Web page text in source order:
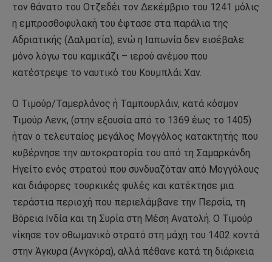
τον θάνατο του Οτζεδέι τον Δεκέμβριο του 1241 μόλις
η εμπροσθοφυλακή του έφτασε στα παράλια της
Αδριατικής (Δαλματία), ενώ η Ιαπωνία δεν εισέβαλε
μόνο λόγω του καμικάζι – ιερού ανέμου που
κατέστρεψε το ναυτικό του Κουμπλάι Χαν.
Ο Τιμούρ/Ταμερλάνος ή Ταμπουρλάιν, κατά κόσμον
Τιμούρ Λενκ, (στην εξουσία από το 1369 έως το 1405)
ήταν ο τελευταίος μεγάλος Μογγόλος κατακτητής που
κυβέρνησε την αυτοκρατορία του από τη Σαμαρκάνδη.
Ηγείτο ενός στρατού που συνδυαζόταν από Μογγόλους
και διάφορες τουρκικές φυλές και κατέκτησε μια
τεράστια περιοχή που περιελάμβανε την Περσία, τη
Βόρεια Ινδία και τη Συρία στη Μέση Ανατολή. Ο Τιμούρ
νίκησε τον οθωμανικό στρατό στη μάχη του 1402 κοντά
στην Άγκυρα (Ανγκόρα), αλλά πέθανε κατά τη διάρκεια